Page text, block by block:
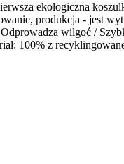
ekologiczna
produkcja - jest
wilgoć /
100% z